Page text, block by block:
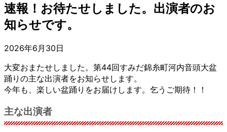
速報！お待たせしました。出演者のお
知らせです。
2026年6月30日
大変おまたせしました。第44回すみだ錦糸町河内音頭大盆
踊りの主な出演者をお知らせします。
今年も、楽しい盆踊りをお届けします。乞うご期待！！
主な出演者